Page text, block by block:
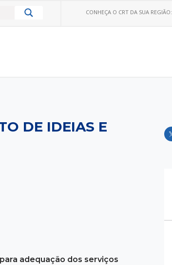
CONHEÇA O CRT DA SUA REGIÃO:
DE IDEIAS E
adequação dos serviços